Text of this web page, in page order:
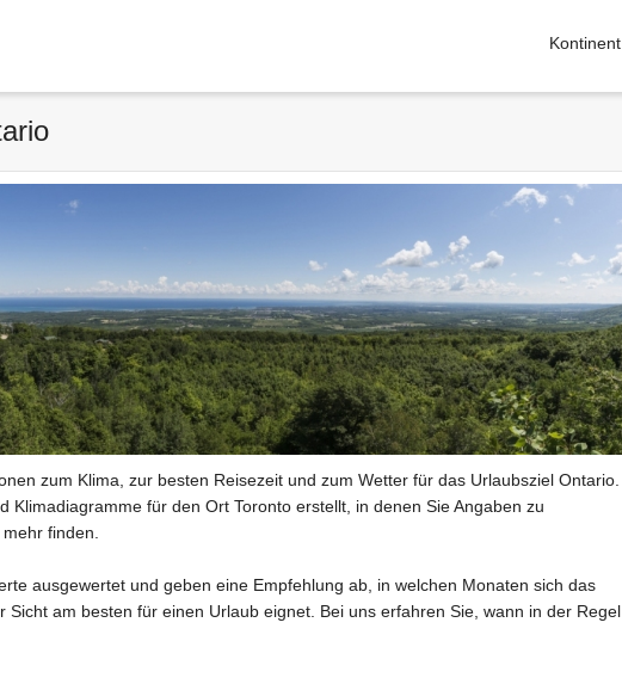
Kontinent
zum Klima, zur besten Reisezeit und zum Wetter für das Urlaubsziel Ontario.
Klimadiagramme für den Ort Toronto erstellt, in denen Sie Angaben zu
finden.
ausgewertet und geben eine Empfehlung ab, in welchen Monaten sich das
Sicht am besten für einen Urlaub eignet. Bei uns erfahren Sie, wann in der Regel